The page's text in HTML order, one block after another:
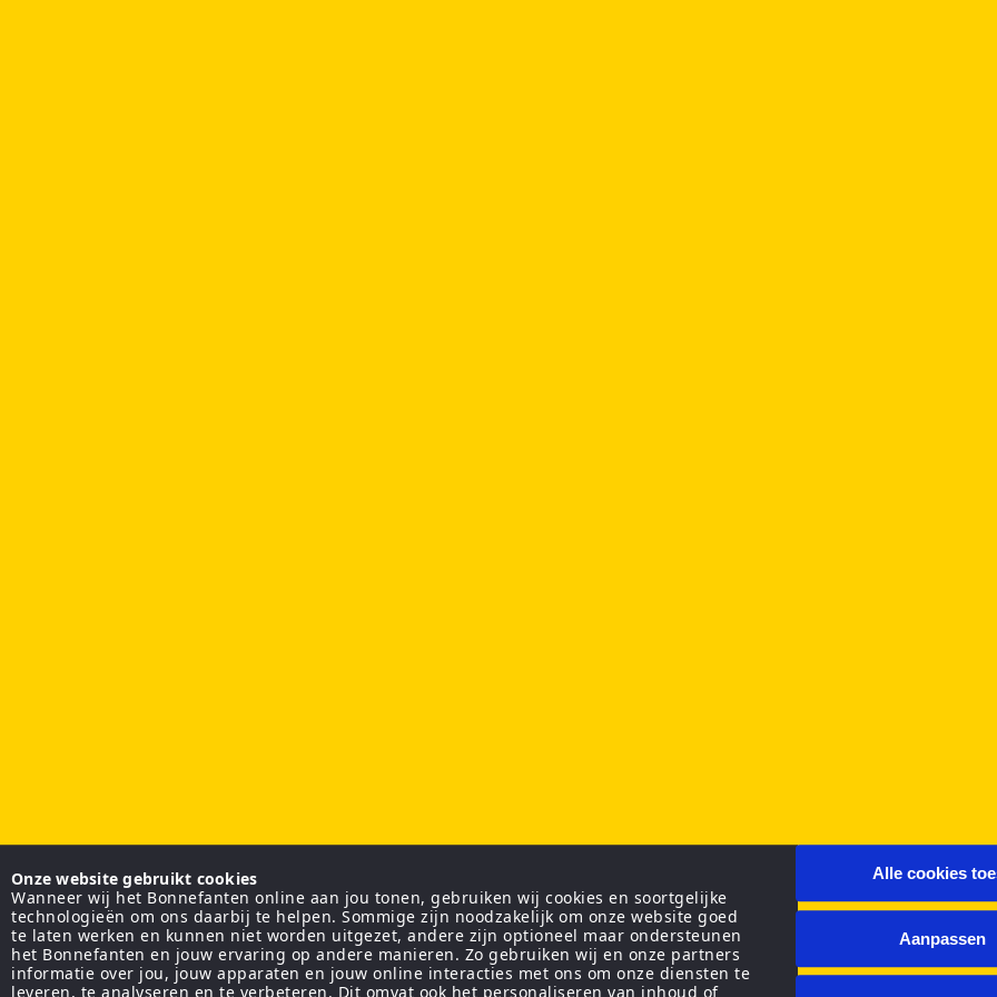
Onze website gebruikt cookies
Wanneer wij het Bonnefanten online aan jou tonen, gebruiken wij cookies en soortgelijke
technologieën om ons daarbij te helpen. Sommige zijn noodzakelijk om onze website goed
te laten werken en kunnen niet worden uitgezet, andere zijn optioneel maar ondersteunen
het Bonnefanten en jouw ervaring op andere manieren. Zo gebruiken wij en onze partners
informatie over jou, jouw apparaten en jouw online interacties met ons om onze diensten te
leveren, te analyseren en te verbeteren. Dit omvat ook het personaliseren van inhoud of
Alle cookies
Aanpassen